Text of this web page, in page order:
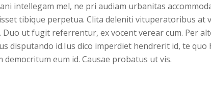
intellegam mel, ne pri audiam urbanitas
tibique perpetua. Clita deleniti vituperatoribus at
Duo ut fugit referrentur, ex vocent verear cum. Per
disputando id.Ius dico imperdiet hendrerit id, te quo
democritum eum id. Causae probatus ut vis.